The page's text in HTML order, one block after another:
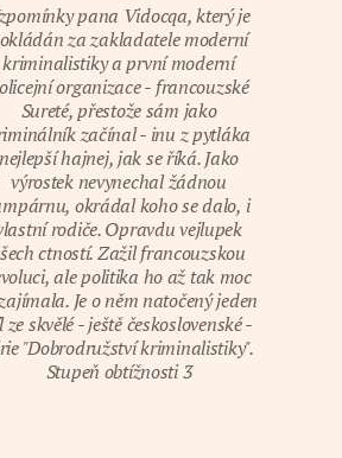
pana Vidocqa, který je
za zakladatele moderní
kriminalistiky a první moderní
organizace - francouzské
Sureté, přestože sám jako
začínal - inu z pytláka
nejlepší hajnej, jak se říká. Jako
výrostek nevynechal žádnou
okrádal koho se dalo, i
rodiče. Opravdu vejlupek
ctností. Zažil francouzskou
ale politika ho až tak moc
Je o něm natočený jeden
ze skvělé - ještě československé -
"Dobrodružství kriminalistiky".
Stupeň obtížnosti 3